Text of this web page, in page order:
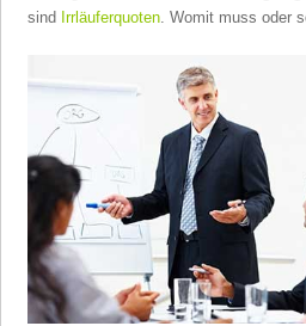
sind Irrläuferquoten. Womit muss oder